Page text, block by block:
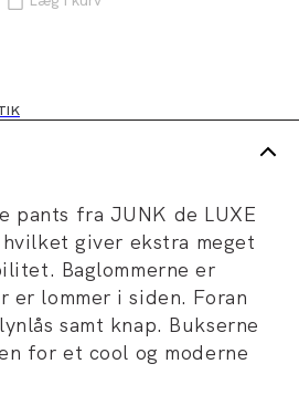
pants fra JUNK de LUXE
giver ekstra meget
Baglommerne er
er lommer i siden. Foran
samt knap. Bukserne
for et cool og moderne